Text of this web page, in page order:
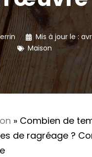
Mis à jour le :
Maison
» Combien de
de ragréage ?